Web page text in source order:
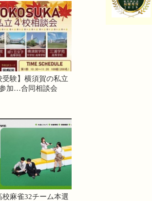
受験】横須賀の私立
加…合同相談会
校麻雀32チーム本選